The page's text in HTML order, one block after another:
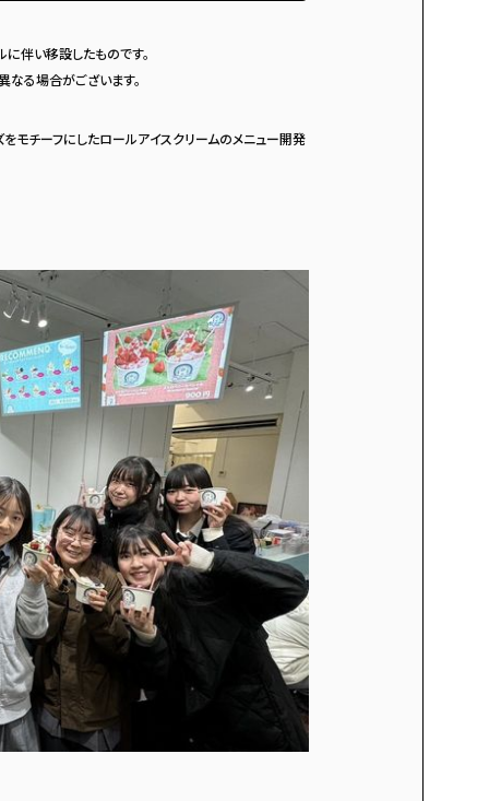
伴い移設したものです。
る場合がございます。
をモチーフにしたロールアイスクリームのメニュー開発